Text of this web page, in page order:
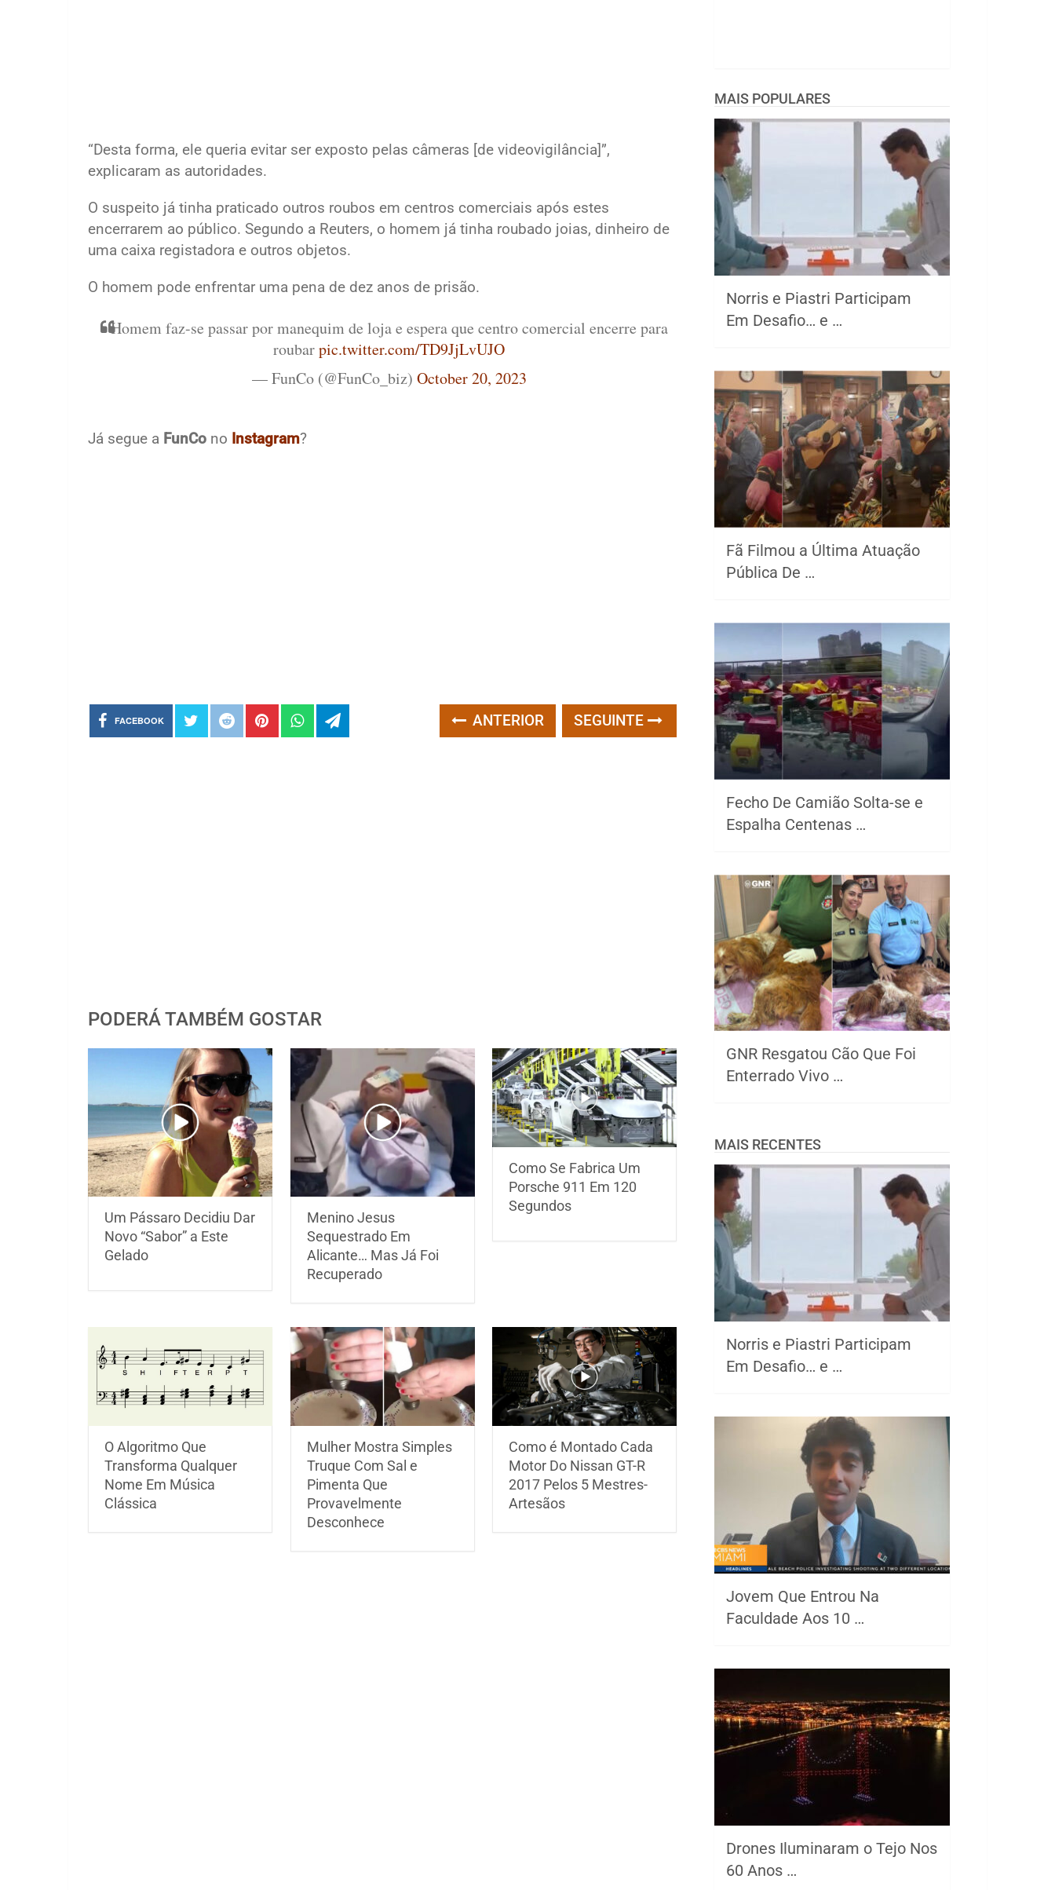
“Desta forma, ele queria evitar ser exposto pelas câmeras [de videovigilância]”,
explicaram as autoridades.
O suspeito já tinha praticado outros roubos em centros comerciais após estes
encerrarem ao público. Segundo a Reuters, o homem já tinha roubado joias, dinheiro de
uma caixa registadora e outros objetos.
O homem pode enfrentar uma pena de dez anos de prisão.
Homem faz-se passar por manequim de loja e espera que centro comercial encerre para
roubarpic.twitter.com/TD9JjLvUJO
— FunCo (@FunCo_biz) October 20, 2023
Já segue a FunCo no Instagram?
FACEBOOK ANTERIOR SEGUINTE
PODERÁ TAMBÉM GOSTAR
Um Pássaro Decidiu Dar
Novo “Sabor” a Este
Gelado
Menino Jesus
Sequestrado Em
Alicante… Mas Já Foi
Recuperado
Como Se Fabrica Um
Porsche 911 Em 120
Segundos
O Algoritmo Que
Transforma Qualquer
Nome Em Música
Clássica
Mulher Mostra Simples
Truque Com Sal e
Pimenta Que
Provavelmente
Desconhece
Como é Montado Cada
Motor Do Nissan GT-R
2017 Pelos 5 Mestres-
Artesãos
MAIS POPULARES
Norris e Piastri Participam
Em Desafio… e …
Fã Filmou a Última Atuação
Pública De …
Fecho De Camião Solta-se e
Espalha Centenas …
GNR Resgatou Cão Que Foi
Enterrado Vivo …
MAIS RECENTES
Norris e Piastri Participam
Em Desafio… e …
Jovem Que Entrou Na
Faculdade Aos 10 …
Drones Iluminaram o Tejo Nos
60 Anos …